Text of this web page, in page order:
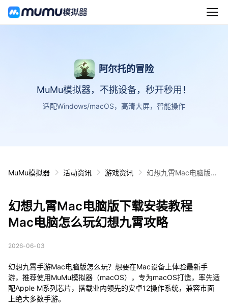
阿尔托的冒险
MuMu模拟器，不挑设备，秒开秒用！
适配Windows/macOS，高清大屏，智能操作
MuMu模拟器 活动资讯 游戏资讯
幻想九霄Mac电脑版下
幻想九霄Mac电脑版下载安装教程
Mac电脑怎么玩幻想九霄攻略
2026-06-03
幻想九霄手游Mac电脑版怎么玩？想要在Mac设备上体验最新手
游，推荐使用MuMu模拟器（macOS），专为macOS打造，率先适
配Apple M系列芯片，搭载业内领先的安卓12操作系统，兼容市面
上绝大多数手游。